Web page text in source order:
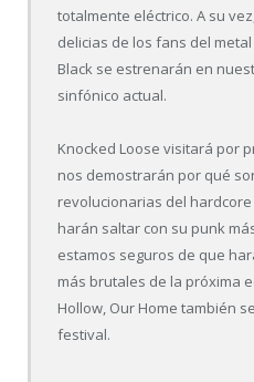
totalmente eléctrico. A su
delicias de los fans del
Black se estrenarán en
sinfónico actual.
Knocked Loose visitará por
nos demostrarán por qué
revolucionarias del
harán saltar con su punk
estamos seguros de que
más brutales de la próxima
Hollow, Our Home también
festival.